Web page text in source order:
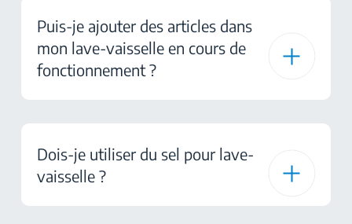
Puis-je ajouter des articles dans
mon lave-vaisselle en cours de
fonctionnement ?
Dois-je utiliser du sel pour lave-
vaisselle ?